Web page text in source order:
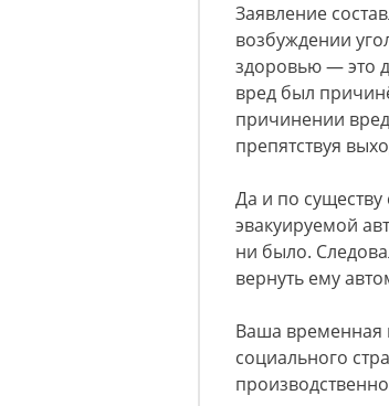
Заявление
возбуждении
здоровью — это
вред был
причинении
препятствуя
Да и по
эвакуируемой
ни было.
вернуть ему
Ваша временная
социального